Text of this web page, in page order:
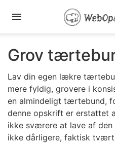
Grov
Lav din egen lækre
mere fyldig, grovere i
en almindeligt tærtebund,
denne opskrift er erstattet
ikke sværere at lave af den
ikke dårligere, faktisk